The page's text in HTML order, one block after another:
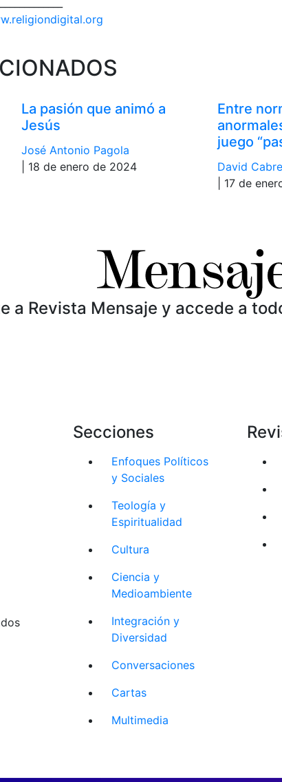
La pasión que animó a
Jesús
José Antonio Pagola
| 18 de enero de 2024
Entre
juego
David
| 17 de
a Revista Mensaje y accede a
Secciones
Enfoques Políticos
y Sociales
Teología y
Espiritualidad
Cultura
Ciencia y
Medioambiente
Integración y
Diversidad
Conversaciones
Cartas
Multimedia